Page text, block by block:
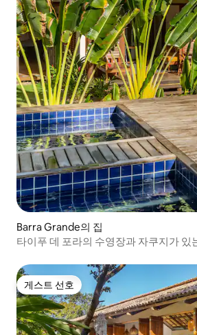
Barra Grande의 집
타이푸 데 포라의 수영장과 자쿠지가 있
게스트 선호
게스트 선호